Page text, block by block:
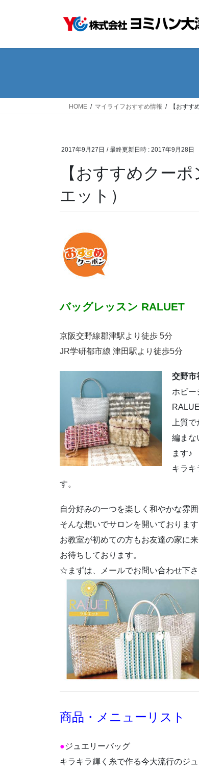
HOME マイライフおすすめ情報 【おすす
2017年9月27日 / 最終更新日時 : 2017年9月28日
【おすすめクー
エット）
バッグレッスン RALUET
京阪交野線郡津駅より徒歩 5分
JR学研都市線 津田駅より徒歩5分
交野市
ホビー
上質
編まな
ます♪
キラキ
す。
自分好みの一つを楽しく和やかな雰
そんな想いでサロンを開いております
お教室が初めての方もお友達の家に
お待ちしております。
☆まずは、メールでお問い合わせ下
商品・メニューリスト
●ジュエリーバッグ
キラキラ輝く糸で作る今大流行のジ